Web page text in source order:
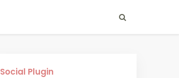
Social Plugin